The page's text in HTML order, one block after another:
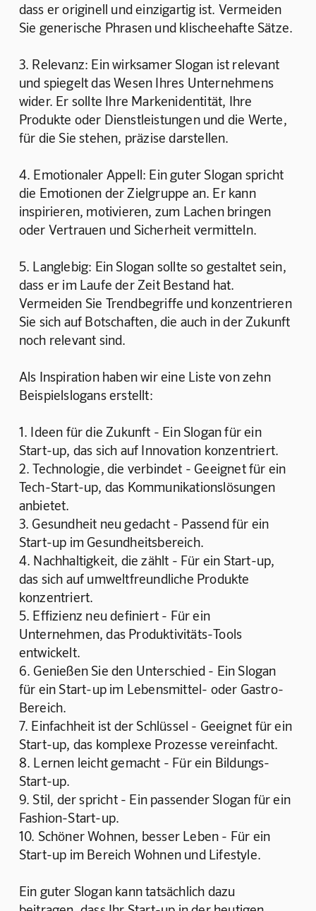
dass er originell und einzigartig ist. Vermeiden
Sie generische Phrasen und klischeehafte Sätze.
3. Relevanz: Ein wirksamer Slogan ist relevant
und spiegelt das Wesen Ihres Unternehmens
wider. Er sollte Ihre Markenidentität, Ihre
Produkte oder Dienstleistungen und die Werte,
für die Sie stehen, präzise darstellen.
4. Emotionaler Appell: Ein guter Slogan spricht
die Emotionen der Zielgruppe an. Er kann
inspirieren, motivieren, zum Lachen bringen
oder Vertrauen und Sicherheit vermitteln.
5. Langlebig: Ein Slogan sollte so gestaltet sein,
dass er im Laufe der Zeit Bestand hat.
Vermeiden Sie Trendbegriffe und konzentrieren
Sie sich auf Botschaften, die auch in der Zukunft
noch relevant sind.
Als Inspiration haben wir eine Liste von zehn
Beispielslogans erstellt:
1. Ideen für die Zukunft - Ein Slogan für ein
Start-up, das sich auf Innovation konzentriert.
2. Technologie, die verbindet - Geeignet für ein
Tech-Start-up, das Kommunikationslösungen
anbietet.
3. Gesundheit neu gedacht - Passend für ein
Start-up im Gesundheitsbereich.
4. Nachhaltigkeit, die zählt - Für ein Start-up,
das sich auf umweltfreundliche Produkte
konzentriert.
5. Effizienz neu definiert - Für ein
Unternehmen, das Produktivitäts-Tools
entwickelt.
6. Genießen Sie den Unterschied - Ein Slogan
für ein Start-up im Lebensmittel- oder Gastro-
Bereich.
7. Einfachheit ist der Schlüssel - Geeignet für ein
Start-up, das komplexe Prozesse vereinfacht.
8. Lernen leicht gemacht - Für ein Bildungs-
Start-up.
9. Stil, der spricht - Ein passender Slogan für ein
Fashion-Start-up.
10. Schöner Wohnen, besser Leben - Für ein
Start-up im Bereich Wohnen und Lifestyle.
Ein guter Slogan kann tatsächlich dazu